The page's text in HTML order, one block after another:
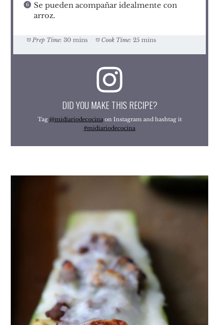
Se pueden acompañar idealmente con
arroz.
Prep Time: 30 mins Cook Time: 25 mins
DID YOU MAKE THIS RECIPE?
Tag @midiariodecocinaon Instagram and hashtag it
#midiariodecocina